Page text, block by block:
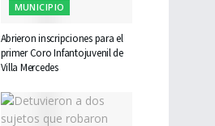
MUNICIPIO
Abrieron inscripciones para el
primer Coro Infantojuvenil de
Villa Mercedes